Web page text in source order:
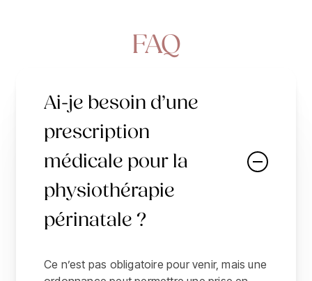
FAQ
Ai-je besoin d’une
prescription
médicale pour la
physiothérapie
périnatale ?
Ce n’est pas obligatoire pour venir, mais une